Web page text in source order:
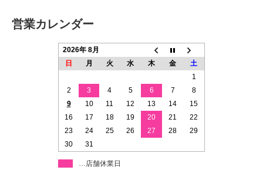
営業カレンダー
2026年 8月
日
月 火 水 木 金
土
1
2
3 4 5 6 7
8
9
10 11 12 13 14
15
16
17 18 19 20 21
22
23
24 25 26 27 28
29
30
31
…店舗休業日